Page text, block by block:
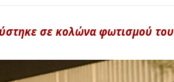
σε κολώνα φωτισμού του